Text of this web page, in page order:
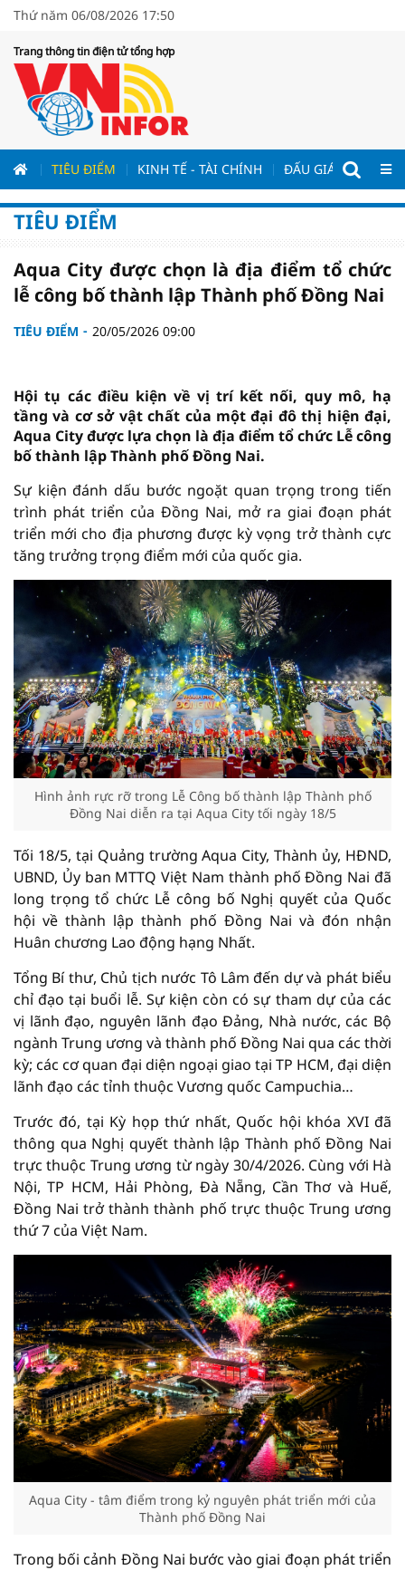
Thứ năm 06/08/2026 17:50
Trang thông tin điện tử tổng hợp
TIÊU ĐIỂM KINH TẾ - TÀI CHÍNH ĐẤU GIÁ - ĐẤU
TIÊU ĐIỂM
Aqua City được chọn là địa điểm tổ chức
lễ công bố thành lập Thành phố Đồng Nai
TIÊU ĐIỂM 20/05/2026 09:00
Hội tụ các điều kiện về vị trí kết nối, quy mô, hạ
tầng và cơ sở vật chất của một đại đô thị hiện đại,
Aqua City được lựa chọn là địa điểm tổ chức Lễ công
bố thành lập Thành phố Đồng Nai.
Sự kiện đánh dấu bước ngoặt quan trọng trong tiến
trình phát triển của Đồng Nai, mở ra giai đoạn phát
triển mới cho địa phương được kỳ vọng trở thành cực
tăng trưởng trọng điểm mới của quốc gia.
Hình ảnh rực rỡ trong Lễ Công bố thành lập Thành phố
Đồng Nai diễn ra tại Aqua City tối ngày 18/5
Tối 18/5, tại Quảng trường Aqua City, Thành ủy, HĐND,
UBND, Ủy ban MTTQ Việt Nam thành phố Đồng Nai đã
long trọng tổ chức Lễ công bố Nghị quyết của Quốc
hội về thành lập thành phố Đồng Nai và đón nhận
Huân chương Lao động hạng Nhất.
Tổng Bí thư, Chủ tịch nước Tô Lâm đến dự và phát biểu
chỉ đạo tại buổi lễ. Sự kiện còn có sự tham dự của các
vị lãnh đạo, nguyên lãnh đạo Đảng, Nhà nước, các Bộ
ngành Trung ương và thành phố Đồng Nai qua các thời
kỳ; các cơ quan đại diện ngoại giao tại TP HCM, đại diện
lãnh đạo các tỉnh thuộc Vương quốc Campuchia…
Trước đó, tại Kỳ họp thứ nhất, Quốc hội khóa XVI đã
thông qua Nghị quyết thành lập Thành phố Đồng Nai
trực thuộc Trung ương từ ngày 30/4/2026. Cùng với Hà
Nội, TP HCM, Hải Phòng, Đà Nẵng, Cần Thơ và Huế,
Đồng Nai trở thành thành phố trực thuộc Trung ương
thứ 7 của Việt Nam.
Aqua City - tâm điểm trong kỷ nguyên phát triển mới của
Thành phố Đồng Nai
Trong bối cảnh Đồng Nai bước vào giai đoạn phát triển